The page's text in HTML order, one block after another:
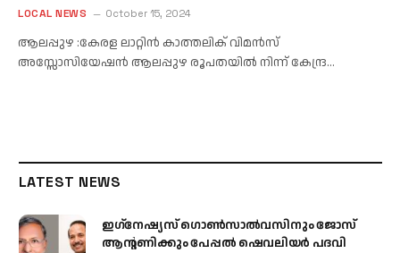
LOCAL NEWS October 15, 2024
ആലപ്പുഴ :കേരള ലാറ്റിൻ കാത്തലിക് വിമൻസ്
അസ്സോസിയേഷൻ ആലപ്പുഴ രൂപതയിൽ നിന്ന് കേന്ദ്ര…
LATEST NEWS
ഇഗ്‌നേഷ്യസ് ഗൊൺസാൽവസിനും ജോസ്
ആന്റണിക്കും പേപ്പൽ ഷെവലിയർ പദവി